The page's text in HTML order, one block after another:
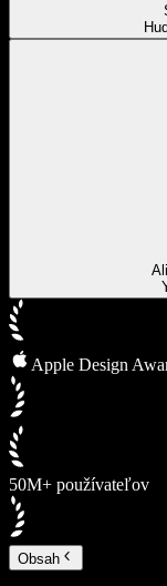
Apple Design
50M+ používateľov
Obsah